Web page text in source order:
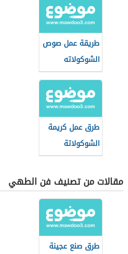
طريقة عمل صوص
الشوكولاته
طرق عمل كريمة
الشوكولاتة
مقالات من تصنيف فن الطهي
طرق صنع عجينة